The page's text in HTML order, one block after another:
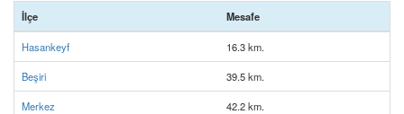
İlçe Mesafe
Hasankeyf 16.3 km.
Beşiri 39.5 km.
Merkez 42.2 km.